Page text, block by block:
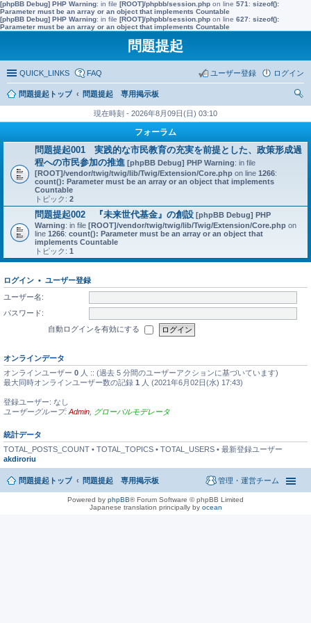
[phpBB Debug] PHP Warning: in file [ROOT]/phpbb/session.php on line 571 : sizeof():
Parameter must be an array or an object that implements Countable
[phpBB Debug] PHP Warning: in file [ROOT]/phpbb/session.php on line 627: sizeof():
Parameter must be an array or an object that implements Countable
問題提起
QUICK_LINKS FAQ ログイン
ユーザー登録
問題提起トップ
問題提起 専用掲示板
現在時刻 - 2026年8月09日(日) 03:10
フォーラム
問題提起001 実践的な市民教育の充実を前提とした、政策形成過
程への市民参加の推進 [phpBB Debug] PHP Warning: in file
[ROOT]/vendor/twig/twig/lib/Twig/Extension/Core.php on line 1266:
count(): Parameter must be an array or an object that implements
Countable
トピック: 2
問題提起002 『未来世代基金』の創設 [phpBB Debug] PHP
Warning: in file [ROOT]/vendor/twig/twig/lib/Twig/Extension/Core.php on
line 1266: count(): Parameter must be an array or an object that
implements Countable
トピック: 1
ログイン • ユーザー登録
ユーザー名:
パスワード:
自動ログインを有効にする
オンラインデータ
オンラインユーザー 0 人 :: (過去 5 分間のユーザーアクションに基づいています)
最大同時オンラインユーザー数の記録 1 人 (2021年6月02日(水) 17:43)
登録ユーザー: なし
ユーザーグループ: Admin グローバルモデレータ
統計データ
TOTAL_POSTS_COUNT • TOTAL_TOPICS • TOTAL_USERS • 最新登録ユーザー
akdiroriu
問題提起トップ 問題提起 専用掲示板 管理・運営チーム
Powered by phpBB® Forum Software © phpBB Limited
Japanese translation principally by ocean